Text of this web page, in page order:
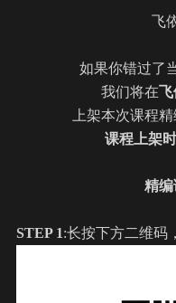
飞
如果你错过了
我们将在飞
上架本次课程
课程上架
精
STEP 1:长按下方二维码